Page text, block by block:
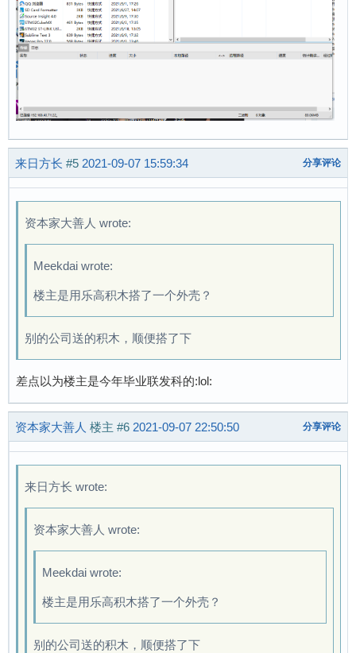
来日方长 #5 2021-09-07 15:59:34 分享评论
资本家大善人 wrote:
Meekdai wrote:
楼主是用乐高积木搭了一个外壳？
别的公司送的积木，顺便搭了下
差点以为楼主是今年毕业联发科的:lol:
资本家大善人 楼主 #6 2021-09-07 22:50:50 分享评论
来日方长 wrote:
资本家大善人 wrote:
Meekdai wrote:
楼主是用乐高积木搭了一个外壳？
别的公司送的积木，顺便搭了下